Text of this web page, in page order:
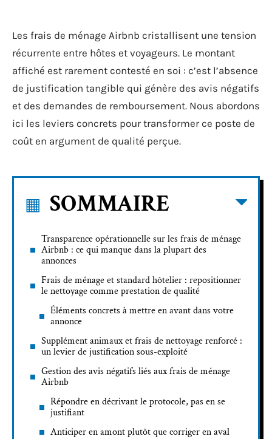
Les frais de ménage Airbnb cristallisent une tension
récurrente entre hôtes et voyageurs. Le montant
affiché est rarement contesté en soi : c’est l’absence
de justification tangible qui génère des avis négatifs
et des demandes de remboursement. Nous abordons
ici les leviers concrets pour transformer ce poste de
coût en argument de qualité perçue.
SOMMAIRE
Transparence opérationnelle sur les frais de ménage
Airbnb : ce qui manque dans la plupart des
annonces
Frais de ménage et standard hôtelier : repositionner
le nettoyage comme prestation de qualité
Éléments concrets à mettre en avant dans votre
annonce
Supplément animaux et frais de nettoyage renforcé :
un levier de justification sous-exploité
Gestion des avis négatifs liés aux frais de ménage
Airbnb
Répondre en décrivant le protocole, pas en se
justifiant
Anticiper en amont plutôt que corriger en aval